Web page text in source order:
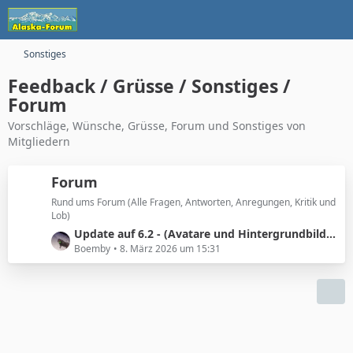
Sonstiges
Feedback / Grüsse / Sonstiges /
Forum
Vorschläge, Wünsche, Grüsse, Forum und Sonstiges von
Mitgliedern
Forum
Rund ums Forum (Alle Fragen, Antworten, Anregungen, Kritik und
Lob)
L
e
t
Update auf 6.2 - (Avatare und Hintergrundbilder erneuern)
Boemby 8. März 2026 um 15:31